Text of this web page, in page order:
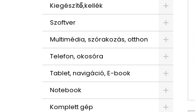
Kiegészítő,kellék
Szoftver
Multimédia, szórakozás, otthon
Telefon, okosóra
Tablet, navigáció, E-book
Notebook
Komplett gép